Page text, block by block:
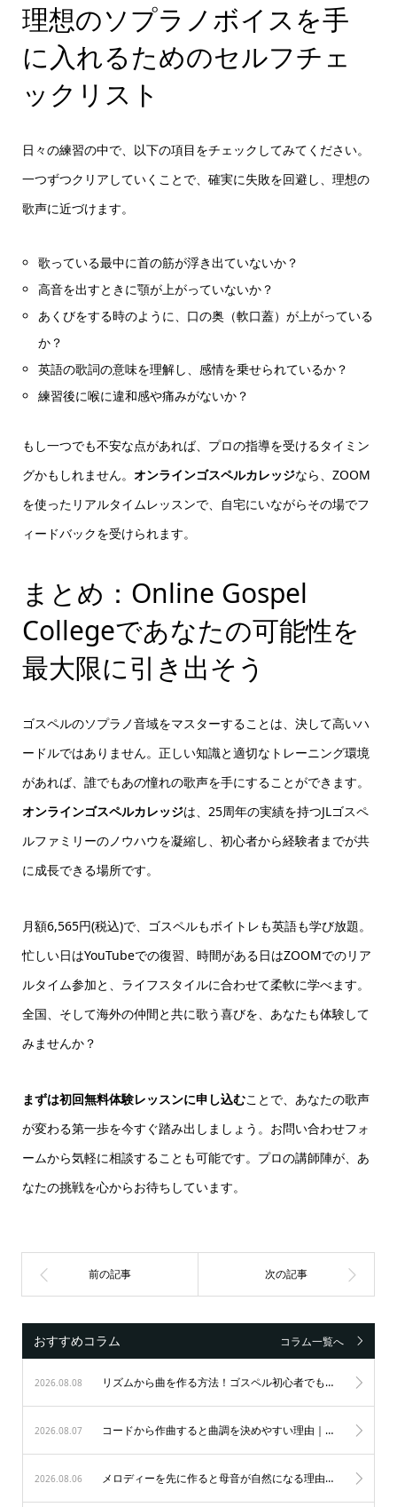
理想のソプラノボイスを手
に入れるためのセルフチェ
ックリスト
日々の練習の中で、以下の項目をチェックしてみてください。
一つずつクリアしていくことで、確実に失敗を回避し、理想の
歌声に近づけます。
歌っている最中に首の筋が浮き出ていないか？
高音を出すときに顎が上がっていないか？
あくびをする時のように、口の奥（軟口蓋）が上がっている
か？
英語の歌詞の意味を理解し、感情を乗せられているか？
練習後に喉に違和感や痛みがないか？
もし一つでも不安な点があれば、プロの指導を受けるタイミン
グかもしれません。 オンラインゴスペルカレッジなら、ZOOM
を使ったリアルタイムレッスンで、自宅にいながらその場でフ
ィードバックを受けられます。
まとめ：Online Gospel
Collegeであなたの可能性を
最大限に引き出そう
ゴスペルのソプラノ音域をマスターすることは、決して高いハ
ードルではありません。正しい知識と適切なトレーニング環境
があれば、誰でもあの憧れの歌声を手にすることができます。
オンラインゴスペルカレッジは、25周年の実績を持つJLゴスペ
ルファミリーのノウハウを凝縮し、初心者から経験者までが共
に成長できる場所です。
月額6,565円(税込)で、ゴスペルもボイトレも英語も学び放題。
忙しい日はYouTubeでの復習、時間がある日はZOOMでのリア
ルタイム参加と、ライフスタイルに合わせて柔軟に学べます。
全国、そして海外の仲間と共に歌う喜びを、あなたも体験して
みませんか？
まずは初回無料体験レッスンに申し込むことで、あなたの歌声
が変わる第一歩を今すぐ踏み出しましょう。お問い合わせフォ
ームから気軽に相談することも可能です。プロの講師陣が、あ
なたの挑戦を心からお待ちしています。
おすすめコラム コラム一覧へ
2026.08.08 リズムから曲を作る方法！ゴスペル初心者でもノリ良く作曲する秘訣
2026.08.07 コードから作曲すると曲調を決めやすい理由｜初心者も納得のゴスペル作曲術
2026.08.06 メロディーを先に作ると母音が自然になる理由｜歌唱力を劇的に変えるゴスペルの秘訣